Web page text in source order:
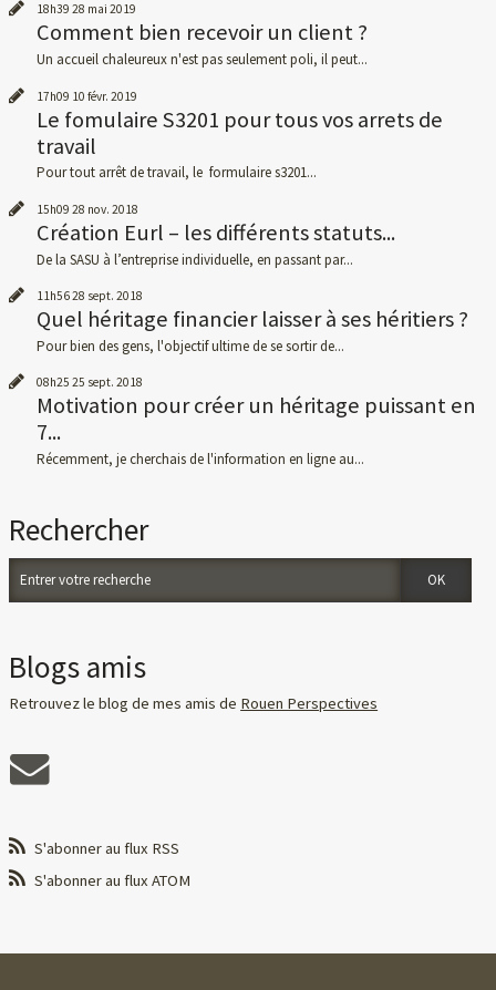
18h39 28 mai 2019
Comment bien recevoir un client ?
Un accueil chaleureux n'est pas seulement poli, il peut...
17h09 10 févr. 2019
Le fomulaire S3201 pour tous vos arrets de
travail
Pour tout arrêt de travail, le formulaire s3201...
15h09 28 nov. 2018
Création Eurl – les différents statuts...
De la SASU à l’entreprise individuelle, en passant par...
11h5628 sept. 2018
Quel héritage financier laisser à ses héritiers ?
Pour bien des gens, l'objectif ultime de se sortir de...
08h25 25 sept. 2018
Motivation pour créer un héritage puissant en
7...
Récemment, je cherchais de l'information en ligne au...
Rechercher
Blogs amis
Retrouvez le blog de mes amis de Rouen Perspectives
S'abonner au flux RSS
S'abonner au flux ATOM